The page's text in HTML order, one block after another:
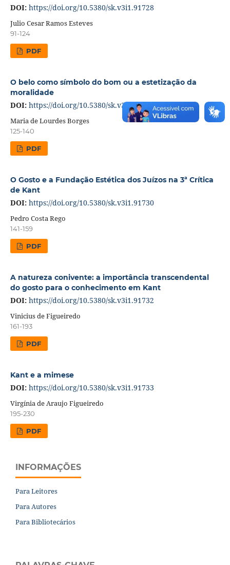
DOI: https://doi.org/10.5380/sk.v3i1.91728
Julio Cesar Ramos Esteves
91-124
PDF
O belo como símbolo do bom ou a estetização da
moralidade
DOI: https://doi.org/10.5380/sk.v3i1.91729
Maria de Lourdes Borges
125-140
PDF
O Gosto e a Fundação Estética dos Juízos na 3ª Crítica
de Kant
DOI: https://doi.org/10.5380/sk.v3i1.91730
Pedro Costa Rego
141-159
PDF
A natureza conivente: a importância transcendental
do gosto para o conhecimento em Kant
DOI: https://doi.org/10.5380/sk.v3i1.91732
Vinicius de Figueiredo
161-193
PDF
Kant e a mimese
DOI: https://doi.org/10.5380/sk.v3i1.91733
Virgínia de Araujo Figueiredo
195-230
PDF
INFORMAÇÕES
Para Leitores
Para Autores
Para Bibliotecários